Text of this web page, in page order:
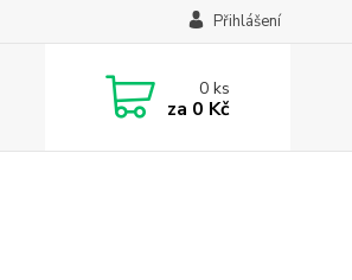
Přihlášení
0ks
za 0 Kč